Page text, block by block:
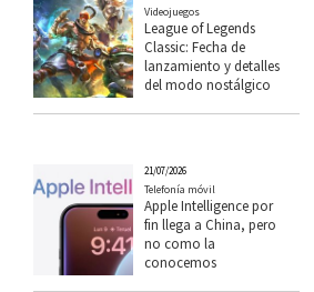
Videojuegos
League of Legends
Classic: Fecha de
lanzamiento y detalles
del modo nostálgico
21/07/2026
Telefonía móvil
Apple Intelligence por
fin llega a China, pero
no como la
conocemos